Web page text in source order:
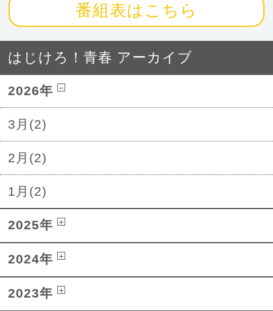
番組表はこちら
はじけろ！青春 アーカイブ
2026年
3月(2)
2月(2)
1月(2)
2025年
2024年
2023年